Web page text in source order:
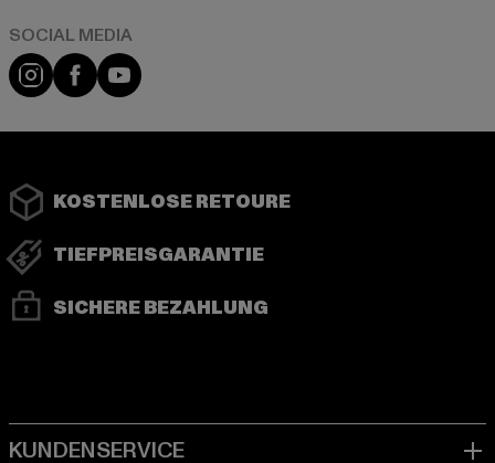
Instagram
FacebookYouTube
KOSTENLOSE RETOURE
TIEFPREISGARANTIE
SICHERE BEZAHLUNG